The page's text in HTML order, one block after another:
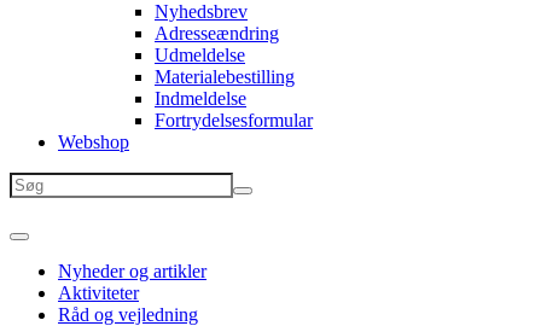
Nyhedsbrev
Adresseændring
Udmeldelse
Materialebestilling
Indmeldelse
Fortrydelsesformular
Webshop
Nyheder og artikler
Aktiviteter
Råd og vejledning